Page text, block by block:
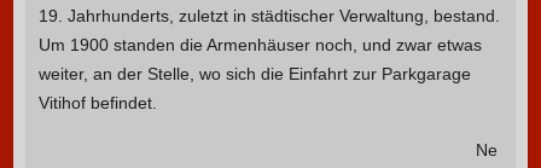
19. Jahrhunderts, zuletzt in städtischer Verwaltung, bestand.
Um 1900 standen die Armenhäuser noch, und zwar etwas
weiter, an der Stelle, wo sich die Einfahrt zur Parkgarage
Vitihof befindet.
Ne